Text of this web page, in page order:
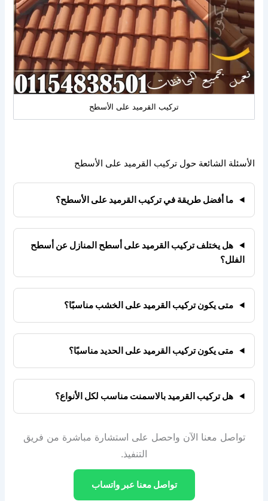
تركيب القرميد على الأسطح
الأسئلة الشائعة حول تركيب القرميد على الأسطح
ما أفضل طريقة في تركيب القرميد على الأسطح؟
هل يختلف تركيب القرميد على أسطح المنازل عن أسطح
الفلل؟
متى يكون تركيب القرميد على الخشب مناسبًا؟
متى يكون تركيب القرميد على الحديد مناسبًا؟
هل تركيب القرميد بالاسمنت مناسب لكل الأنواع؟
تواصل معنا الآن واحصل على استشارة مباشرة من فريق
التنفيذ.
تواصل معنا عبر واتساب